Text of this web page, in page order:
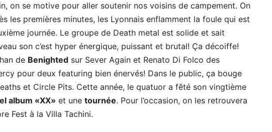
on se motive pour aller soutenir nos voisins de campement. On
les premières minutes, les Lyonnais enflamment la foule qui est
journée. Le groupe de Death metal est solide et sait
son c’est hyper énergique, puissant et brutal! Ça décoiffe!
de Benighted sur Sever Again et Renato Di Folco des
pour deux featuring bien énervés! Dans le public, ça bouge
et Circle Pits. Cette année, le quatuor a fêté son vingtième
album «XX» et une tournée. Pour l’occasion, on les retrouvera
Fest à la Villa Tachini.